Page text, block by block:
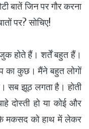
बातें जिन पर गौर करना
पर? सोचिए!
होते हैं। शर्तें बहुत हैं।
का कुछ। मैंने बहुत लोगों
सब झूठ लगता है। होती
दोस्ती हो या कोई और
के मकसद को हाथ में लेकर